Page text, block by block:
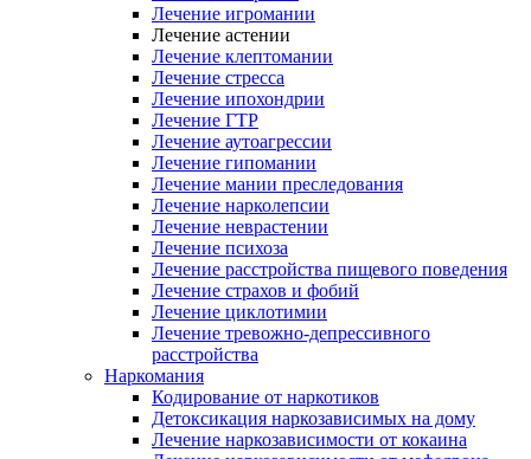
Лечение игромании
Лечение астении
Лечение клептомании
Лечение стресса
Лечение ипохондрии
Лечение ГТР
Лечение аутоагрессии
Лечение гипомании
Лечение мании преследования
Лечение нарколепсии
Лечение неврастении
Лечение психоза
Лечение расстройства пищевого поведения
Лечение страхов и фобий
Лечение циклотимии
Лечение тревожно-депрессивного
расстройства
Наркомания
Кодирование от наркотиков
Детоксикация наркозависимых на дому
Лечение наркозависимости от кокаина